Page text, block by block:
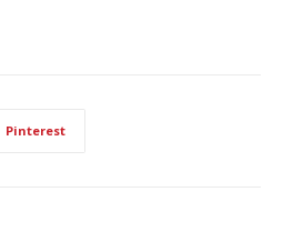
Pinterest